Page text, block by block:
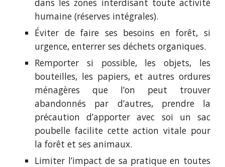
dans les zones interdisant toute activité
humaine (réserves intégrales).
Éviter de faire ses besoins en forêt, si
urgence, enterrer ses déchets organiques.
Remporter si possible, les objets, les
bouteilles, les papiers, et autres ordures
ménagères que l’on peut trouver
abandonnés par d’autres, prendre la
précaution d’apporter avec soi un sac
poubelle facilite cette action vitale pour
la forêt et ses animaux.
Limiter l’impact de sa pratique en toutes